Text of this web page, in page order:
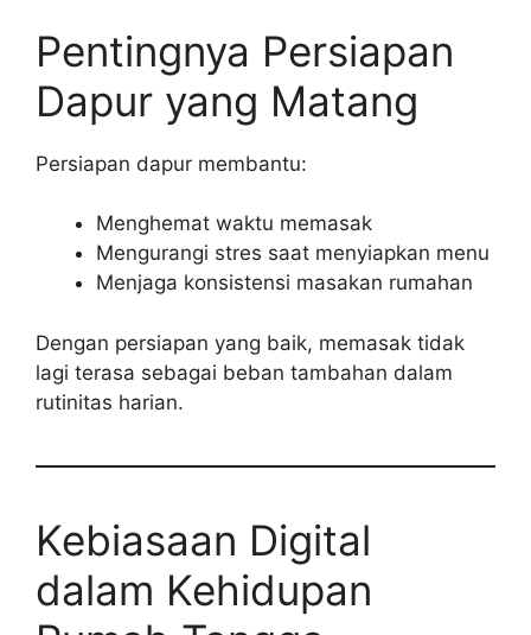
Pentingnya Persiapan
Dapur yang Matang
Persiapan dapur membantu:
Menghemat waktu memasak
Mengurangi stres saat menyiapkan menu
Menjaga konsistensi masakan rumahan
Dengan persiapan yang baik, memasak tidak
lagi terasa sebagai beban tambahan dalam
rutinitas harian.
Kebiasaan Digital
dalam Kehidupan